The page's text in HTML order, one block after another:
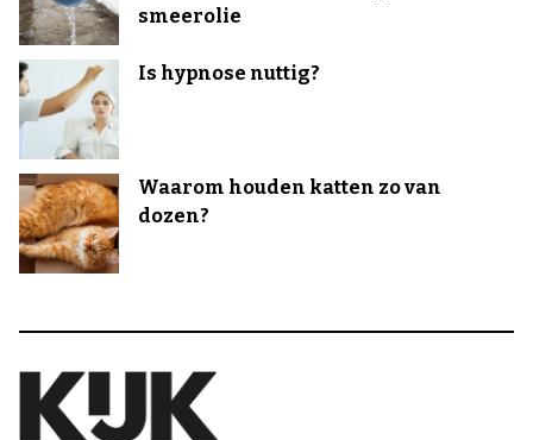
smeerolie
Is hypnose nuttig?
Waarom houden katten zo van
dozen?